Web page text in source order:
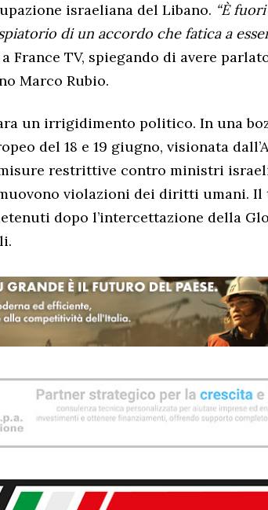
israeliana del Libano. “È
di un accordo che fatica a
France TV, spiegando di avere
Marco Rubio.
un irrigidimento politico. In una
del 18 e 19 giugno, visionata
restrittive contro ministri
violazioni dei diritti umani. Il
dopo l’intercettazione della